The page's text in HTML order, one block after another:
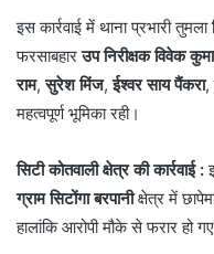
इस कार्रवाई में थाना प्रभारी तुमला
फरसाबहारउप निरीक्षक विवेक
राम,सुरेश मिंज,ईश्वर साय पैंकरा,
महत्वपूर्ण भूमिका रही।
सिटी कोतवाली क्षेत्र की कार्रवाई :
ग्राम सिटोंगा बरपानीक्षेत्र में
हालांकि आरोपी मौके से फरार हो